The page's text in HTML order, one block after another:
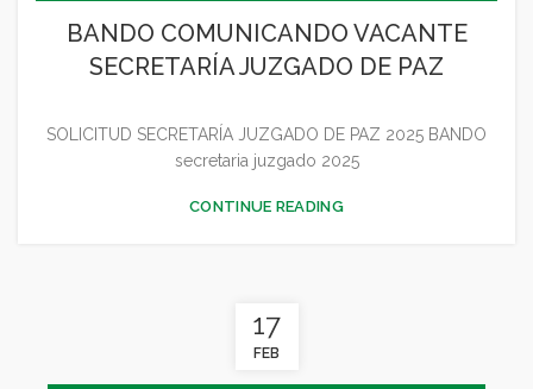
CONCEJALÍA ECONOMÍA,GENERAL
BANDO COMUNICANDO VACANTE
SECRETARÍA JUZGADO DE PAZ
SOLICITUD SECRETARÍA JUZGADO DE PAZ 2025 BANDO
secretaria juzgado 2025
CONTINUE READING
17
FEB